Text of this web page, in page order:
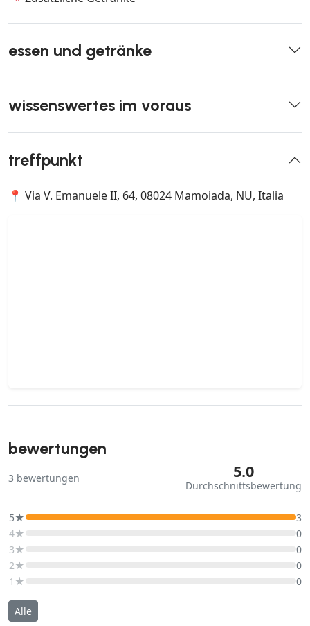
essen und getränke
wissenswertes im voraus
treffpunkt
📍 Via V. Emanuele II, 64, 08024 Mamoiada, NU, Italia
bewertungen
3 bewertungen 5.0
Durchschnittsbewertung
5★
3
4★
0
3★
0
2★
0
1★
0
Alle